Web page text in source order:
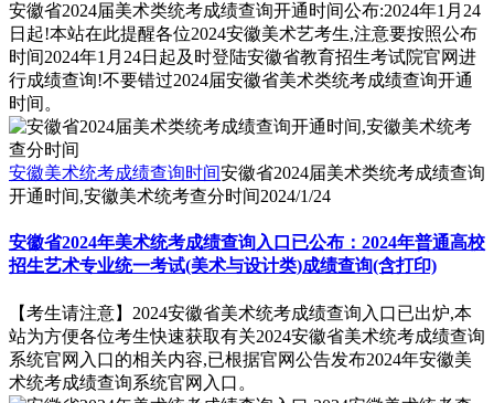
安徽省2024届美术类统考成绩查询开通时间公布:2024年1月24
日起!本站在此提醒各位2024安徽美术艺考生,注意要按照公布
时间2024年1月24日起及时登陆安徽省教育招生考试院官网进
行成绩查询!不要错过2024届安徽省美术类统考成绩查询开通
时间。
安徽美术统考成绩查询时间安徽省2024届美术类统考成绩查询
开通时间,安徽美术统考查分时间2024/1/24
安徽省2024年美术统考成绩查询入口已公布：2024年普通高校
招生艺术专业统一考试(美术与设计类)成绩查询(含打印)
【考生请注意】2024安徽省美术统考成绩查询入口已出炉,本
站为方便各位考生快速获取有关2024安徽省美术统考成绩查询
系统官网入口的相关内容,已根据官网公告发布2024年安徽美
术统考成绩查询系统官网入口。